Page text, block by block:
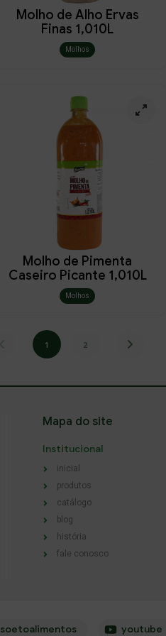
Molho de Alho Ervas
Finas 1,010L
Molhos
Molho de Pimenta
Caseiro Picante 1,010L
Molhos
1 2
Mapa do site
Institucional
inicial
produtos
catálogo
blog
história
fale conosco
soetoalimentos youtube